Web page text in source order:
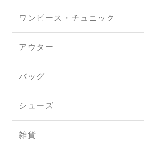
ワンピース・チュニック
アウター
バッグ
シューズ
雑貨